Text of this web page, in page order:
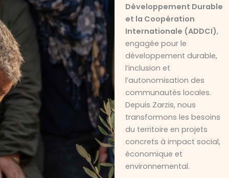
Développement Durable
et la Coopération
Internationale (ADDCI),
engagée pour le
développement durable,
l’inclusion et
l’autonomisation des
communautés locales.
Depuis Zarzis, nous
transformons les besoins
du territoire en projets
concrets à impact social,
économique et
environnemental.